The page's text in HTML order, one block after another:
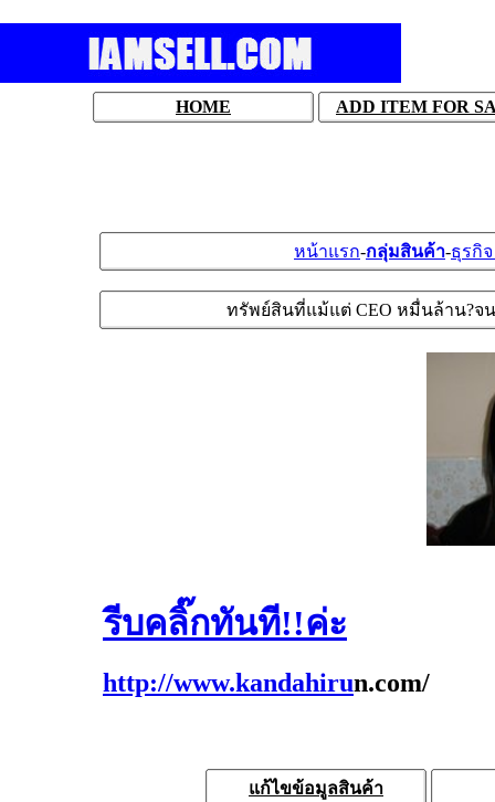
HOME ADD ITEM FOR
หน้าแรก-กลุ่มสินค้า-ธุรกิ
ทรัพย์สินที่แม้แต่ CEO หมื่นล้าน?จ
รีบคลิ๊กทันที!!ค่ะ
http://www.kandahirun.com/
แก้ไขข้อมูลสินค้า